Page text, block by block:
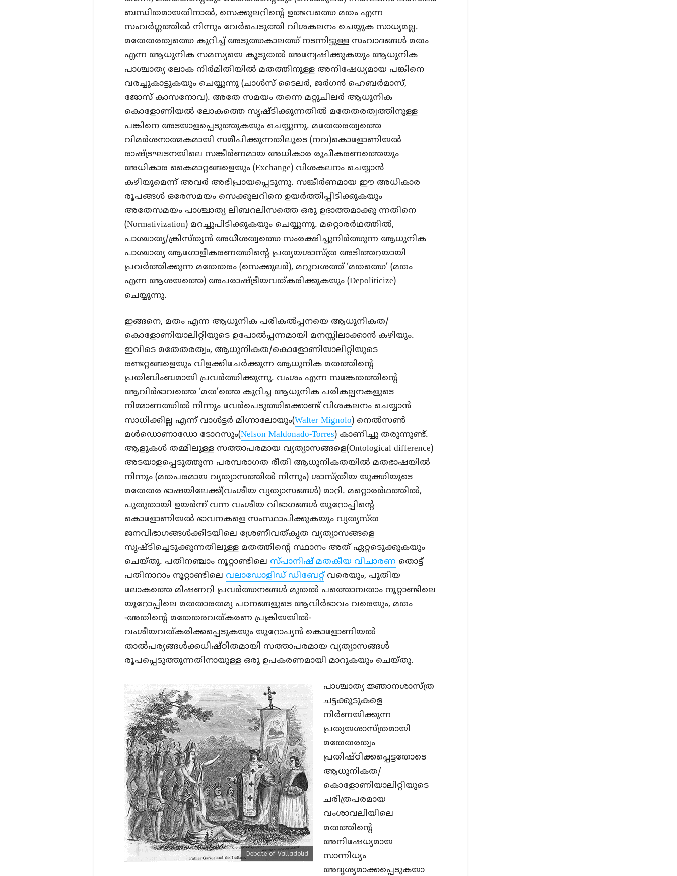
ബന്ധിതമായതിനാൽ, സെക്കുലറിന്റെ ഉത്ഭവത്തെ മതം എന്ന
സംവർഗ്ഗത്തിൽ നിന്നും വേര്‍പെടുത്തി വിശകലനം ചെയ്യുക സാധ്യമല്ല.
മതേതരത്വത്തെ കുറിച്ച് അടുത്തകാലത്ത് നടന്നിട്ടുള്ള സംവാദങ്ങള്‍ മതം
എന്ന ആധുനിക സമസ്യയെ കൂടുതല്‍ അന്വേഷിക്കുകയും ആധുനിക
പാശ്ചാത്യ ലോക നിര്‍മിതിയില്‍ മതത്തിനുള്ള അനിഷേധ്യമായ പങ്കിനെ
വരച്ചുകാട്ടുകയും ചെയ്യുന്നു (ചാള്‍സ് ടൈലര്‍, ജര്‍ഗന്‍ ഹെബര്‍മാസ്,
ജോസ് കാസനോവ). അതേ സമയം തന്നെ മറ്റുചിലർ ആധുനിക
കൊളോണിയല്‍ ലോകത്തെ സൃഷ്ടിക്കുന്നതില്‍ മതേതരത്വത്തിനുള്ള
പങ്കിനെ അടയാളപ്പെടുത്തുകയും ചെയ്യുന്നു. മതേതരത്വത്തെ
വിമര്‍ശനാത്മകമായി സമീപിക്കുന്നതിലൂടെ (നവ)കൊളോണിയല്‍
രാഷ്ട്രഘടനയിലെ സങ്കീര്‍ണമായ അധികാര രൂപീകരണത്തെയും
അധികാര കൈമാറ്റങ്ങളെയും (Exchange) വിശകലനം ചെയ്യാന്‍
കഴിയുമെന്ന് അവര്‍ അഭിപ്രായപ്പെടുന്നു. സങ്കീര്‍ണമായ ഈ അധികാര
രൂപങ്ങൾ ഒരേസമയം സെക്കുലറിനെ ഉയർത്തിപ്പിടിക്കുകയും
അതേസമയം പാശ്ചാത്യ ലിബറലിസത്തെ ഒരു ഉദാത്തമാക്കു ന്നതിനെ
(Normativization) മറച്ചുപിടിക്കുകയും ചെയ്യുന്നു. മറ്റൊരര്‍ഥത്തില്‍,
പാശ്ചാത്യ/ക്രിസ്ത്യന്‍ അധീശത്വത്തെ സംരക്ഷിച്ചുനിര്‍ത്തുന്ന ആധുനിക
പാശ്ചാത്യ ആഗോളീകരണത്തിന്റെ പ്രത്യയശാസ്ത്ര അടിത്തറയായി
പ്രവര്‍ത്തിക്കുന്ന മതേതരം (സെക്കുലര്‍), മറുവശത്ത് ‘മതത്തെ’ (മതം
എന്ന ആശയത്തെ) അപരാഷ്ട്രീയവത്കരിക്കുകയും (Depoliticize)
ചെയ്യുന്നു.
ഇങ്ങനെ, മതം എന്ന ആധുനിക പരികല്‍പ്പനയെ ആധുനികത/
കൊളോണിയാലിറ്റിയുടെ ഉപോല്‍പ്പന്നമായി മനസ്സിലാക്കാന്‍ കഴിയും.
ഇവിടെ മതേതരത്വം, ആധുനികത/കൊളോണിയാലിറ്റിയുടെ
രണ്ടറ്റങ്ങളെയും വിളക്കിചേർക്കുന്ന ആധുനിക മതത്തിന്റെ
പ്രതിബിംബമായി പ്രവര്‍ത്തിക്കുന്നു. വംശം എന്ന സങ്കേതത്തിന്റെ
ആവിര്‍ഭാവത്തെ ‘മത’ത്തെ കുറിച്ച ആധുനിക പരികല്പനകളുടെ
നിമ്മാണത്തിൽ നിന്നും വേര്‍പെടുത്തിക്കൊണ്ട് വിശകലനം ചെയ്യാന്‍
സാധിക്കില്ല എന്ന് വാള്‍ട്ടര്‍ മിഗ്നാലോയും(Walter Mignolo) നെല്‍സണ്‍
മള്‍ഡൊണാഡോ ടോറസും(Nelson Maldonado-Torres) കാണിച്ചു തരുന്നുണ്ട്.
ആളുകള്‍ തമ്മിലുള്ള സത്താപരമായ വ്യത്യാസങ്ങളെ(Ontological difference)
അടയാളപ്പെടുത്തുന്ന പരമ്പരാഗത രീതി ആധുനികതയില്‍ മതഭാഷയില്‍
നിന്നും (മതപരമായ വ്യത്യാസത്തില്‍ നിന്നും) ശാസ്ത്രീയ യുക്തിയുടെ
മതേതര ഭാഷയിലേക്ക്(വംശീയ വ്യത്യാസങ്ങള്‍) മാറി. മറ്റൊരര്‍ഥത്തില്‍,
പുതുതായി ഉയര്‍ന്ന് വന്ന വംശീയ വിഭാഗങ്ങള്‍ യൂറോപ്പിന്റെ
കൊളോണിയല്‍ ഭാവനകളെ സംസ്ഥാപിക്കുകയും വ്യത്യസ്ത
ജനവിഭാഗങ്ങള്‍ക്കിടയിലെ ശ്രേണീവത്കൃത വ്യത്യാസങ്ങളെ
സൃഷ്ടിച്ചെടുക്കുന്നതിലുള്ള മതത്തിന്റെ സ്ഥാനം അത് ഏറ്റടെുക്കുകയും
ചെയ്തു. പതിനഞ്ചാം നൂറ്റാണ്ടിലെ സ്പാനിഷ് മതകീയ വിചാരണ തൊട്ട്
പതിനാറാം നൂറ്റാണ്ടിലെ വലാഡോളിഡ് ഡിബേറ്റ്വരെയും, പുതിയ
ലോകത്തെ മിഷണറി പ്രവര്‍ത്തനങ്ങള്‍ മുതല്‍ പത്തൊമ്പതാം നൂറ്റാണ്ടിലെ
യൂറോപ്പിലെ മതതാരതമ്യ പഠനങ്ങളുടെ ആവിർഭാവം വരെയും, മതം
-അതിന്റെ മതേതരവത്കരണ പ്രക്രിയയില്‍-
വംശീയവത്കരിക്കപ്പെടുകയും യൂറോപ്യന്‍ കൊളോണിയല്‍
താല്‍പര്യങ്ങള്‍ക്കധിഷ്ഠിതമായി സത്താപരമായ വ്യത്യാസങ്ങള്‍
രൂപപ്പെടുത്തുന്നതിനായുള്ള ഒരു ഉപകരണമായി മാറുകയും ചെയ്തു.
Debate of Valladolid
പാശ്ചാത്യ ജ്ഞാനശാസ്ത്ര
ചട്ടക്കൂടുകളെ
നിര്‍ണയിക്കുന്ന
പ്രത്യയശാസ്ത്രമായി
മതേതരത്വം
പ്രതിഷ്ഠിക്കപ്പെട്ടതോടെ
ആധുനികത/
കൊളോണിയാലിറ്റിയുടെ
ചരിത്രപരമായ
വംശാവലിയിലെ
മതത്തിന്റെ
അനിഷേധ്യമായ
സാന്നിധ്യം
അദൃശ്യമാക്കപ്പെടുകയാ